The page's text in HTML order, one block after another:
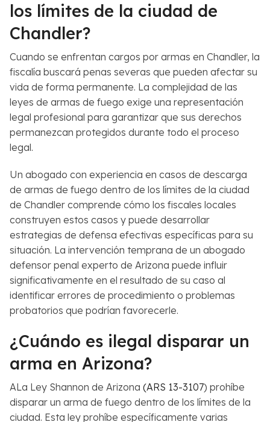
los límites de la ciudad de
Chandler?
Cuando se enfrentan cargos por armas en Chandler, la
fiscalía buscará penas severas que pueden afectar su
vida de forma permanente. La complejidad de las
leyes de armas de fuego exige una representación
legal profesional para garantizar que sus derechos
permanezcan protegidos durante todo el proceso
legal.
Un abogado con experiencia en casos de descarga
de armas de fuego dentro de los límites de la ciudad
de Chandler comprende cómo los fiscales locales
construyen estos casos y puede desarrollar
estrategias de defensa efectivas específicas para su
situación. La intervención temprana de un abogado
defensor penal experto de Arizona puede influir
significativamente en el resultado de su caso al
identificar errores de procedimiento o problemas
probatorios que podrían favorecerle.
¿Cuándo es ilegal disparar un
arma en Arizona?
ALa Ley Shannon de Arizona (ARS 13-3107) prohíbe
disparar un arma de fuego dentro de los límites de la
ciudad. Esta ley prohíbe específicamente varias